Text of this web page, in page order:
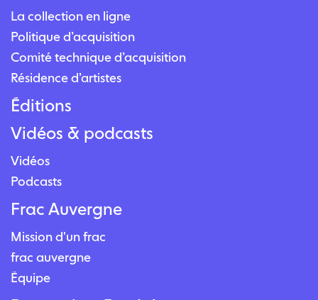
La collection en ligne
Politique d’acquisition
Comité technique d’acquisition
Résidence d’artistes
Éditions
Vidéos & podcasts
Vidéos
Podcasts
Frac Auvergne
Mission d'un frac
frac auvergne
Équipe